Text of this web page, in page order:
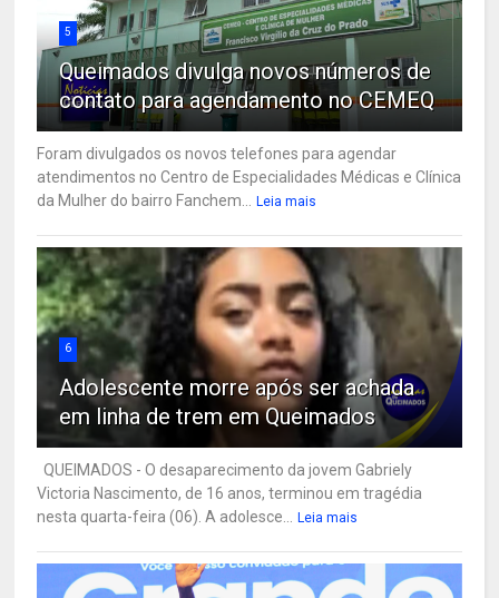
5
Queimados divulga novos números de
contato para agendamento no CEMEQ
Foram divulgados os novos telefones para agendar
atendimentos no Centro de Especialidades Médicas e Clínica
da Mulher do bairro Fanchem...
Leia mais
6
Adolescente morre após ser achada
em linha de trem em Queimados
QUEIMADOS - O desaparecimento da jovem Gabriely
Victoria Nascimento, de 16 anos, terminou em tragédia
nesta quarta-feira (06). A adolesce...
Leia mais